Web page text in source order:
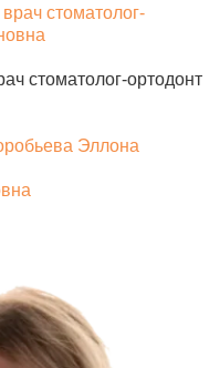
стоматолог-ортодонт